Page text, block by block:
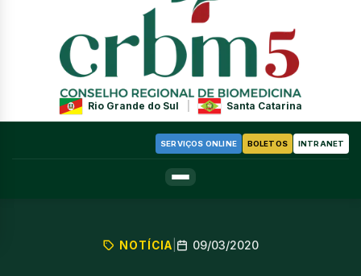
Rio Grande do Sul Santa Catarina
SERVIÇOS ONLINE BOLETOS INTRANET
NOTÍCIA 09/03/2020